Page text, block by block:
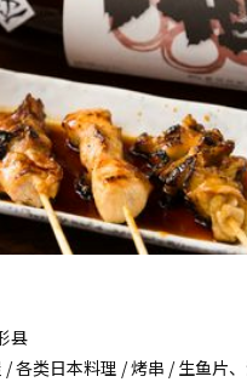
县
/ 各类日本料理 / 烤串 / 生鱼片